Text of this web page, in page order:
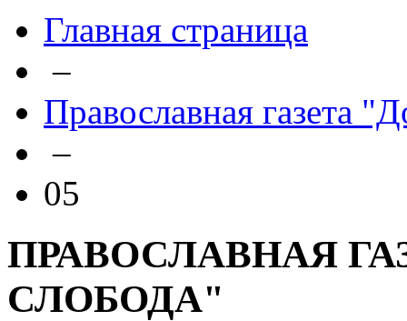
Главная страница
–
Православная газета
–
05
ПРАВОСЛАВНАЯ
СЛОБОДА"